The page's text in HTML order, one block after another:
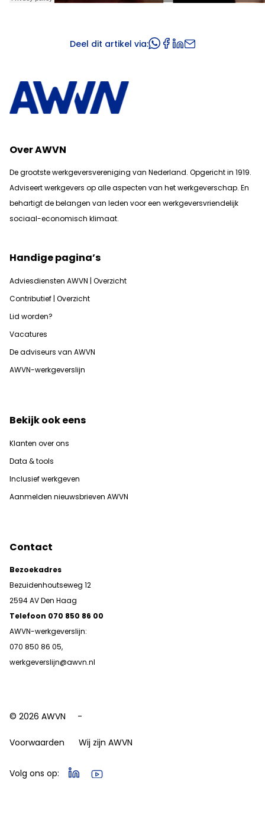
Deel dit artikel via:
Over AWVN
De grootste werkgeversvereniging van Nederland. Opgericht in 1919.
Adviseert werkgevers op alle aspecten van het werkgeverschap. En
behartigt de belangen van leden voor een werkgeversvriendelijk
sociaal-economisch klimaat.
Handige pagina’s
Adviesdiensten AWVN | Overzicht
Contributief | Overzicht
Lid worden?
Vacatures
De adviseurs van AWVN
AWVN-werkgeverslijn
Bekijk ook eens
Klanten over ons
Data & tools
Inclusief werkgeven
Aanmelden nieuwsbrieven AWVN
Contact
Bezoekadres
Bezuidenhoutseweg 12
2594 AV Den Haag
Telefoon 070 850 86 00
AWVN-werkgeverslijn:
070 850 86 05,
werkgeverslijn@awvn.nl
© 2026 AWVN
Voorwaarden Wij zijn AWVN
Volg ons op: